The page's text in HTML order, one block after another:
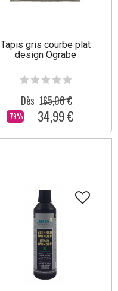
Tapis gris courbe plat
design Ograbe
-79%
Dès 165,00 €
34,99 €